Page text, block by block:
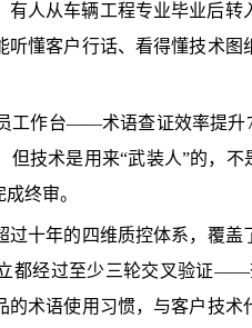
人从车辆工程专业毕业后转
懂客户行话、看得懂技术图
工作台——术语查证效率提升
技术是用来“武装人”的，不
终审。
十年的四维质控体系，覆盖
都经过至少三轮交叉验证——
术语使用习惯，与客户技术